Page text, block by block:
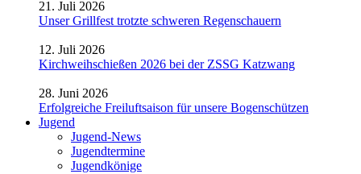
21. Juli 2026
Unser Grillfest trotzte schweren Regenschauern
12. Juli 2026
Kirchweihschießen 2026 bei der ZSSG Katzwang
28. Juni 2026
Erfolgreiche Freiluftsaison für unsere Bogenschützen
Jugend
Jugend-News
Jugendtermine
Jugendkönige